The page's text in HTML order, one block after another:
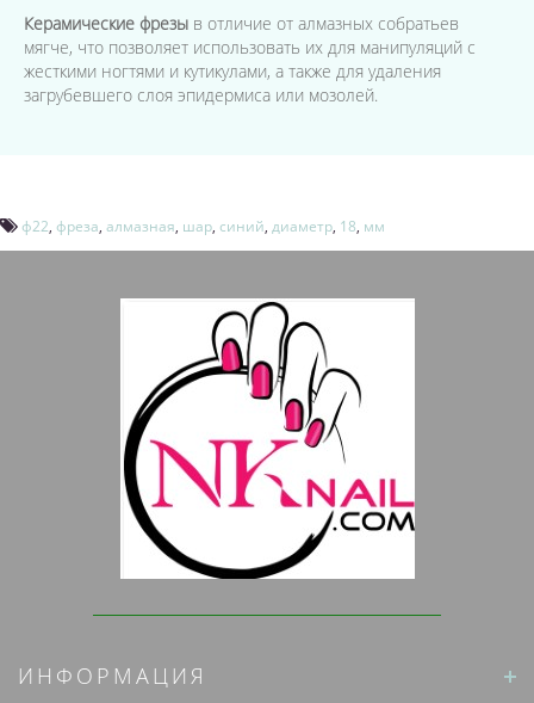
Керамические фрезы в отличие от алмазных собратьев
мягче, что позволяет использовать их для манипуляций с
жесткими ногтями и кутикулами, а также для удаления
загрубевшего слоя эпидермиса или мозолей.
ф22, фреза, алмазная, шар, синий, диаметр, 18, мм
ИНФОРМАЦИЯ